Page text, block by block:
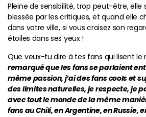
Pleine de sensibilité, trop peut-être, elle
blessée par les critiques, et quand elle
dans votre ville, si vous croisez son
étoiles dans ses yeux !
Que veux-tu dire à tes fans qui lisent
remarqué que les fans se parlaient
même passion, j’ai des fans cools et
des limites naturelles, je respecte, je
avec tout le monde de la même
fans au Chili, en Argentine, en Russie,